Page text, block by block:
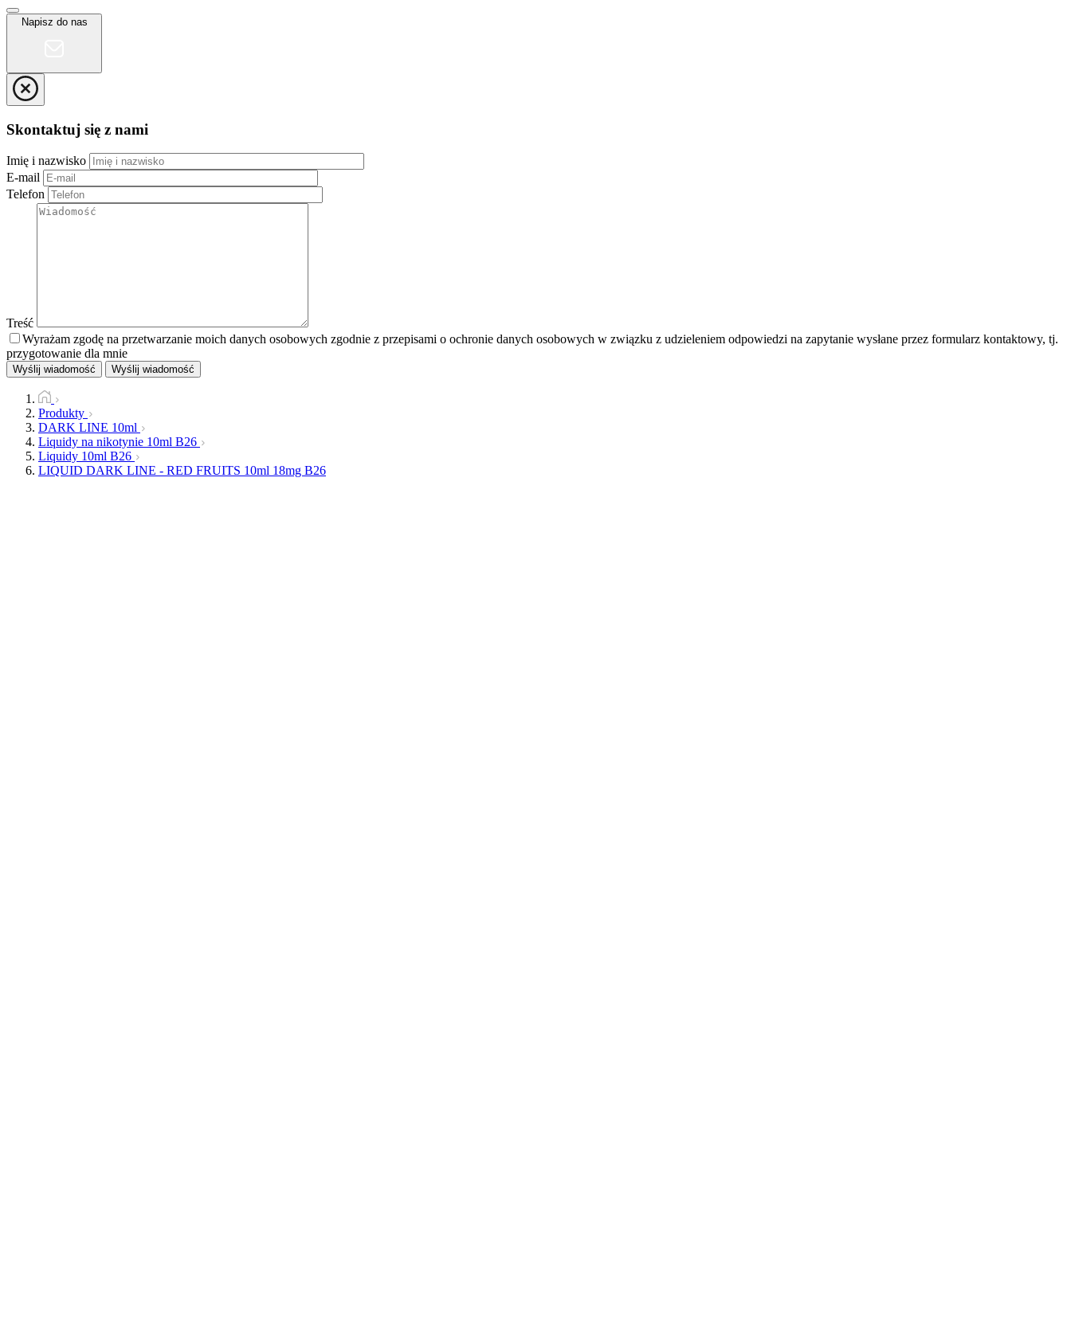
Napisz do nas
Skontaktuj się z nami
Imię i nazwisko
E-mail
Telefon
Treść
Wyrażam zgodę na przetwarzanie moich danych osobowych zgodnie z przepisami o ochronie danych osobowych w związku z udzieleniem odpowiedzi na zapytanie wysłane przez formularz kontaktowy, tj.
przygotowanie dla mnie
Wyślij wiadomość Wyślij wiadomość
Produkty
DARK LINE 10ml
Liquidy na nikotynie 10ml B26
Liquidy 10ml B26
LIQUID DARK LINE - RED FRUITS 10ml 18mg B26